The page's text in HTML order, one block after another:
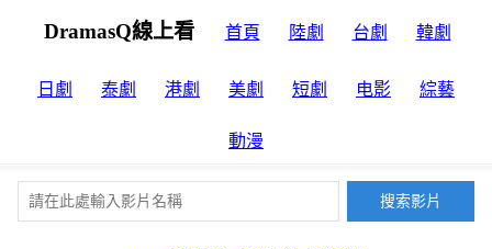
DramasQ線上看 首頁 陸劇 台劇 韓劇
日劇 泰劇 港劇 美劇 短劇 电影 綜藝
動漫